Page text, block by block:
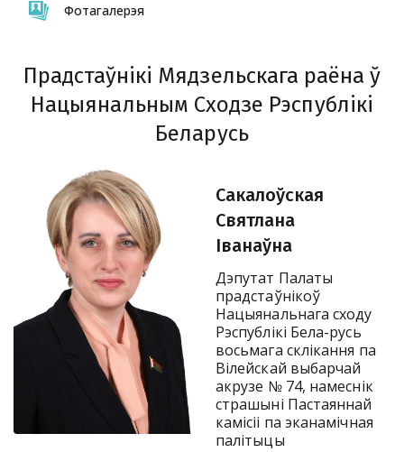
Фотагалерэя
Прадстаўнікі Мядзельскага раёна ў
Нацыянальным Сходзе Рэспублікі
Беларусь
Сакалоўская
Святлана
Іванаўна
Дэпутат Палаты
прадстаўнікоў
Нацыянальнага сходу
Рэспублікі Бела-русь
восьмага склікання па
Вілейскай выбарчай
акрузе № 74, намеснік
страшыні Пастаяннай
камісіі па эканамічная
палітыцы